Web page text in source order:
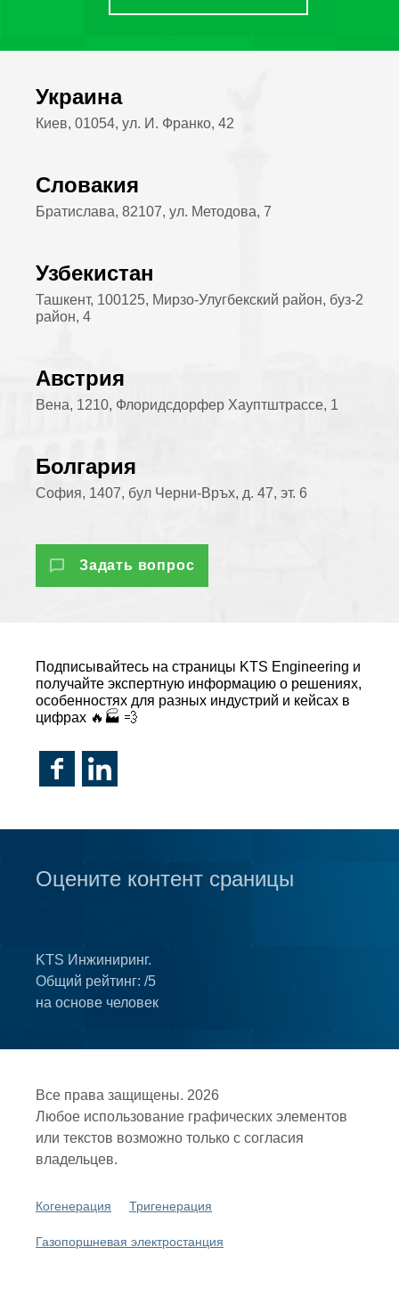
Украина
Киев, 01054, ул. И. Франко, 42
Словакия
Братислава, 82107, ул. Методова, 7
Узбекистан
Ташкент, 100125, Мирзо-Улугбекский район, буз-2
район, 4
Австрия
Вена, 1210, Флоридсдорфер Хауптштрассе, 1
Болгария
София, 1407, бул Черни-Връх, д. 47, эт. 6
Задать вопрос
Подписывайтесь на страницы KTS Engineering и
получайте экспертную информацию о решениях,
особенностях для разных индустрий и кейсах в
цифрах 🔥🏭 💨
Оцените контент сраницы
KTS Инжиниринг.
Общий рейтинг: /5
на основе человек
Все права защищены. 2026
Любое использование графических элементов
или текстов возможно только с согласия
владельцев.
Когенерация Тригенерация
Газопоршневая электростанция